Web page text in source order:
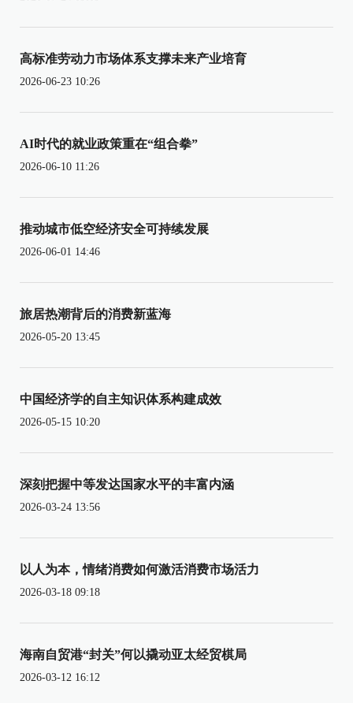
高标准劳动力市场体系支撑未来产业培育
2026-06-23 10:26
AI时代的就业政策重在“组合拳”
2026-06-10 11:26
推动城市低空经济安全可持续发展
2026-06-01 14:46
旅居热潮背后的消费新蓝海
2026-05-20 13:45
中国经济学的自主知识体系构建成效
2026-05-15 10:20
深刻把握中等发达国家水平的丰富内涵
2026-03-24 13:56
以人为本，情绪消费如何激活消费市场活力
2026-03-18 09:18
海南自贸港“封关”何以撬动亚太经贸棋局
2026-03-12 16:12